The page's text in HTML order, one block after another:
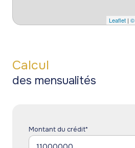
Leaflet | ©
Calcul
des mensualités
Montant du crédit*